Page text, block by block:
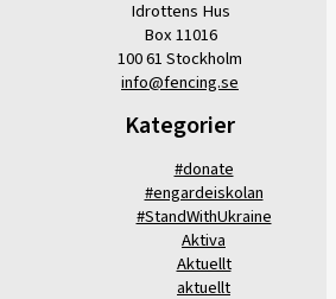
Idrottens Hus
Box 11016
100 61 Stockholm
info@fencing.se
Kategorier
#donate
#engardeiskolan
#StandWithUkraine
Aktiva
Aktuellt
aktuellt